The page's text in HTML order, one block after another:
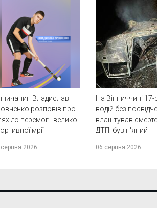
Владислав
розповів про
до перемог і великої
мрії
2026
На Вінниччині 17-
водій без
влаштував
ДТП: був п'яний
06 серпня 2026